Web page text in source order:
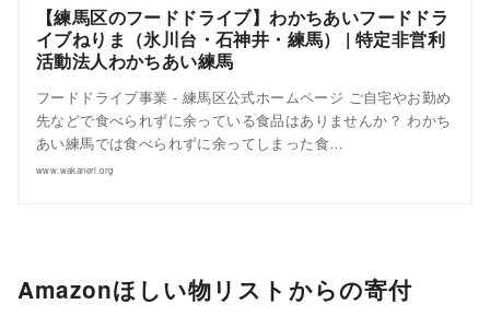
【練馬区のフードドライブ】わかちあいフードドラ
イブねりま（氷川台・石神井・練馬） | 特定非営利
活動法人わかちあい練馬
フードドライブ事業 - 練馬区公式ホームページ ご自宅やお勤め
先などで食べられずに余っている食品はありませんか？ わかち
あい練馬では食べられずに余ってしまった食…
www.wakaneri.org
Amazonほしい物リストからの寄付